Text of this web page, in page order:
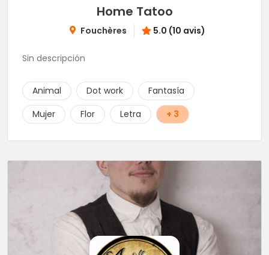
Home Tatoo
Fouchères 5.0 (10 avis)
Sin descripción
Animal Dot work
Fantasía
Mujer
Flor Letra + 3